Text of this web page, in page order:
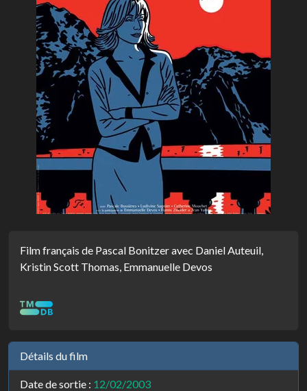
Film français de Pascal Bonitzer avec Daniel Auteuil,
Kristin Scott Thomas, Emmanuelle Devos
Détails du film
Date de sortie : 12/02/2003